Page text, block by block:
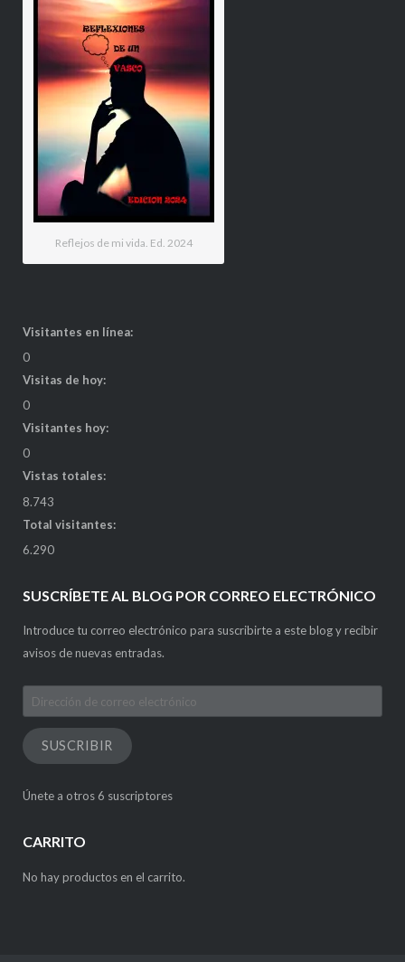
Reflejos de mi vida. Ed. 2024
Visitantes en línea:
0
Visitas de hoy:
0
Visitantes hoy:
0
Vistas totales:
8.743
Total visitantes:
6.290
SUSCRÍBETE AL BLOG POR CORREO ELECTRÓNICO
Introduce tu correo electrónico para suscribirte a este blog y recibir
avisos de nuevas entradas.
Dirección
de
correo
electrónico
SUSCRIBIR
Únete a otros 6 suscriptores
CARRITO
No hay productos en el carrito.